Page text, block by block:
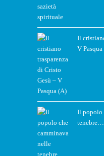
Il
V
Il popolo